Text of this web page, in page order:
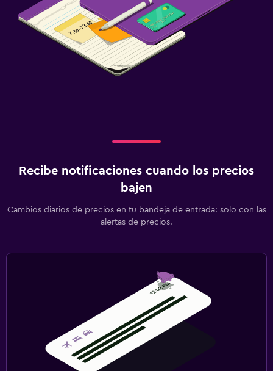
Recibe notificaciones cuando los precios
bajen
Cambios diarios de precios en tu bandeja de entrada: solo con las
alertas de precios.